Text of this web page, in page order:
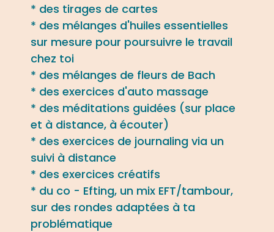
* des tirages de cartes
* des mélanges d'huiles essentielles
sur mesure pour poursuivre le travail
chez toi
* des mélanges de fleurs de Bach
* des exercices d'auto massage
* des méditations guidées (sur place
et à distance, à écouter)
* des exercices de journaling via un
suivi à distance
* des exercices créatifs
* du co - Efting, un mix EFT/tambour,
sur des rondes adaptées à ta
problématique